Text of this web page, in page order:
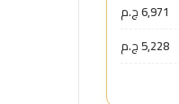
6,971 ج.م
5,228 ج.م